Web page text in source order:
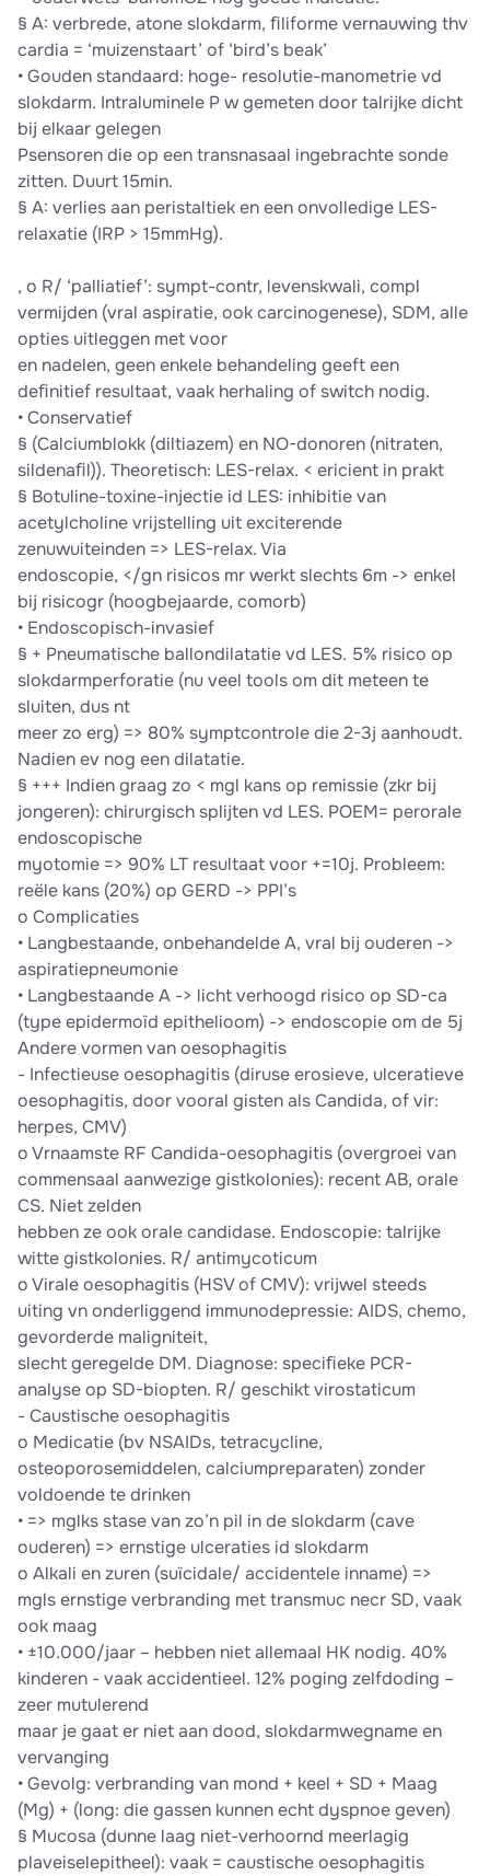
§ A: verbrede, atone slokdarm, ﬁliforme vernauwing thv
cardia = ‘muizenstaart’ of ‘bird’s beak’
• Gouden standaard: hoge- resolutie-manometrie vd
slokdarm. Intraluminele P w gemeten door talrijke dicht
bij elkaar gelegen
Psensoren die op een transnasaal ingebrachte sonde
zitten. Duurt 15min.
§ A: verlies aan peristaltiek en een onvolledige LES-
relaxatie (IRP > 15mmHg).
, o R/ ‘palliatief’: sympt-contr, levenskwali, compl
vermijden (vral aspiratie, ook carcinogenese), SDM, alle
opties uitleggen met voor
en nadelen, geen enkele behandeling geeft een
deﬁnitief resultaat, vaak herhaling of switch nodig.
• Conservatief
§ (Calciumblokk (diltiazem) en NO-donoren (nitraten,
sildenaﬁl)). Theoretisch: LES-relax. < ericient in prakt
§ Botuline-toxine-injectie id LES: inhibitie van
acetylcholine vrijstelling uit exciterende
zenuwuiteinden => LES-relax. Via
endoscopie, </gn risicos mr werkt slechts 6m -> enkel
bij risicogr (hoogbejaarde, comorb)
• Endoscopisch-invasief
§ + Pneumatische ballondilatatie vd LES. 5% risico op
slokdarmperforatie (nu veel tools om dit meteen te
sluiten, dus nt
meer zo erg) => 80% symptcontrole die 2-3j aanhoudt.
Nadien ev nog een dilatatie.
§ +++ Indien graag zo < mgl kans op remissie (zkr bij
jongeren): chirurgisch splijten vd LES. POEM= perorale
endoscopische
myotomie => 90% LT resultaat voor +=10j. Probleem:
reële kans (20%) op GERD -> PPI’s
o Complicaties
• Langbestaande, onbehandelde A, vral bij ouderen ->
aspiratiepneumonie
• Langbestaande A -> licht verhoogd risico op SD-ca
(type epidermoïd epithelioom) -> endoscopie om de 5j
Andere vormen van oesophagitis
- Infectieuse oesophagitis (diruse erosieve, ulceratieve
oesophagitis, door vooral gisten als Candida, of vir:
herpes, CMV)
o Vrnaamste RF Candida-oesophagitis (overgroei van
commensaal aanwezige gistkolonies): recent AB, orale
CS. Niet zelden
hebben ze ook orale candidase. Endoscopie: talrijke
witte gistkolonies. R/ antimycoticum
o Virale oesophagitis (HSV of CMV): vrijwel steeds
uiting vn onderliggend immunodepressie: AIDS, chemo,
gevorderde maligniteit,
slecht geregelde DM. Diagnose: speciﬁeke PCR-
analyse op SD-biopten. R/ geschikt virostaticum
- Caustische oesophagitis
o Medicatie (bv NSAIDs, tetracycline,
osteoporosemiddelen, calciumpreparaten) zonder
voldoende te drinken
• => mglks stase van zo’n pil in de slokdarm (cave
ouderen) => ernstige ulceraties id slokdarm
o Alkali en zuren (suïcidale/ accidentele inname) =>
mgls ernstige verbranding met transmuc necr SD, vaak
ook maag
• ±10.000/jaar – hebben niet allemaal HK nodig. 40%
kinderen - vaak accidentieel. 12% poging zelfdoding –
zeer mutulerend
maar je gaat er niet aan dood, slokdarmwegname en
vervanging
• Gevolg: verbranding van mond + keel + SD + Maag
(Mg) + (long: die gassen kunnen echt dyspnoe geven)
§ Mucosa (dunne laag niet-verhoornd meerlagig
plaveiselepitheel): vaak = caustische oesophagitis